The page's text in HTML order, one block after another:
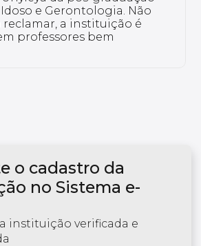
graduação em Dislexia e
e Escrita. Por que eu
Unyleya? Porque ele vai de
a minha rotina. Temos uma
onde o aluno é
o cadastro da
no Sistema e-
instituição verificada e